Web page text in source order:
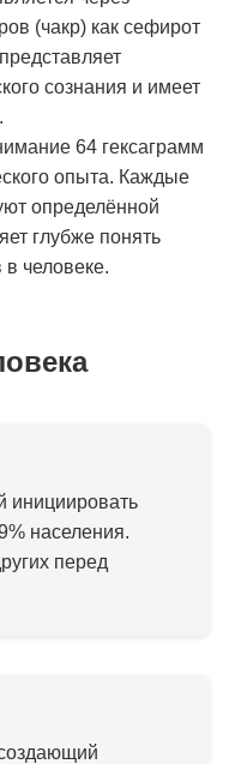
(чакр) как сефирот
сознания и имеет
64 гексаграмм
опыта. Каждые
определённой
глубже понять
в человеке.
инициировать
населения.
перед